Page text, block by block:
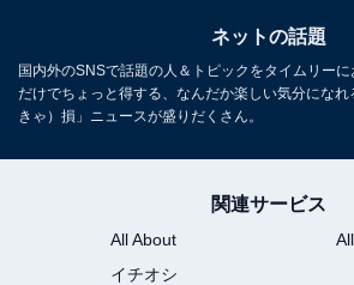
ネットの話題
国内外のSNSで話題の人＆トピックをタイムリー
だけでちょっと得する、なんだか楽しい気分にな
きゃ）損」ニュースが盛りだくさん。
関連サービス
All About
イチオシ